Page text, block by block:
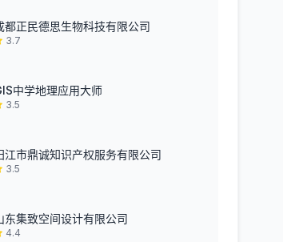
都正民德思生物科技有限公司
3.7
中学地理应用大师
3.5
江市鼎诚知识产权服务有限公司
3.5
东集致空间设计有限公司
4.4